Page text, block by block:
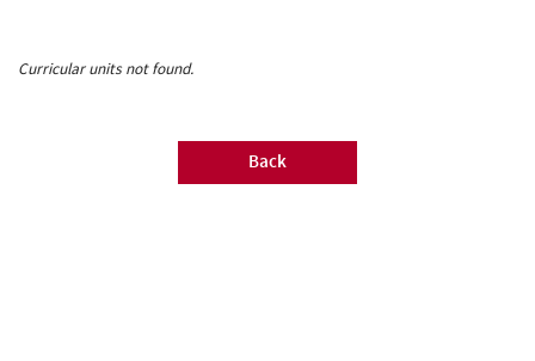
Curricular units not found.
Back